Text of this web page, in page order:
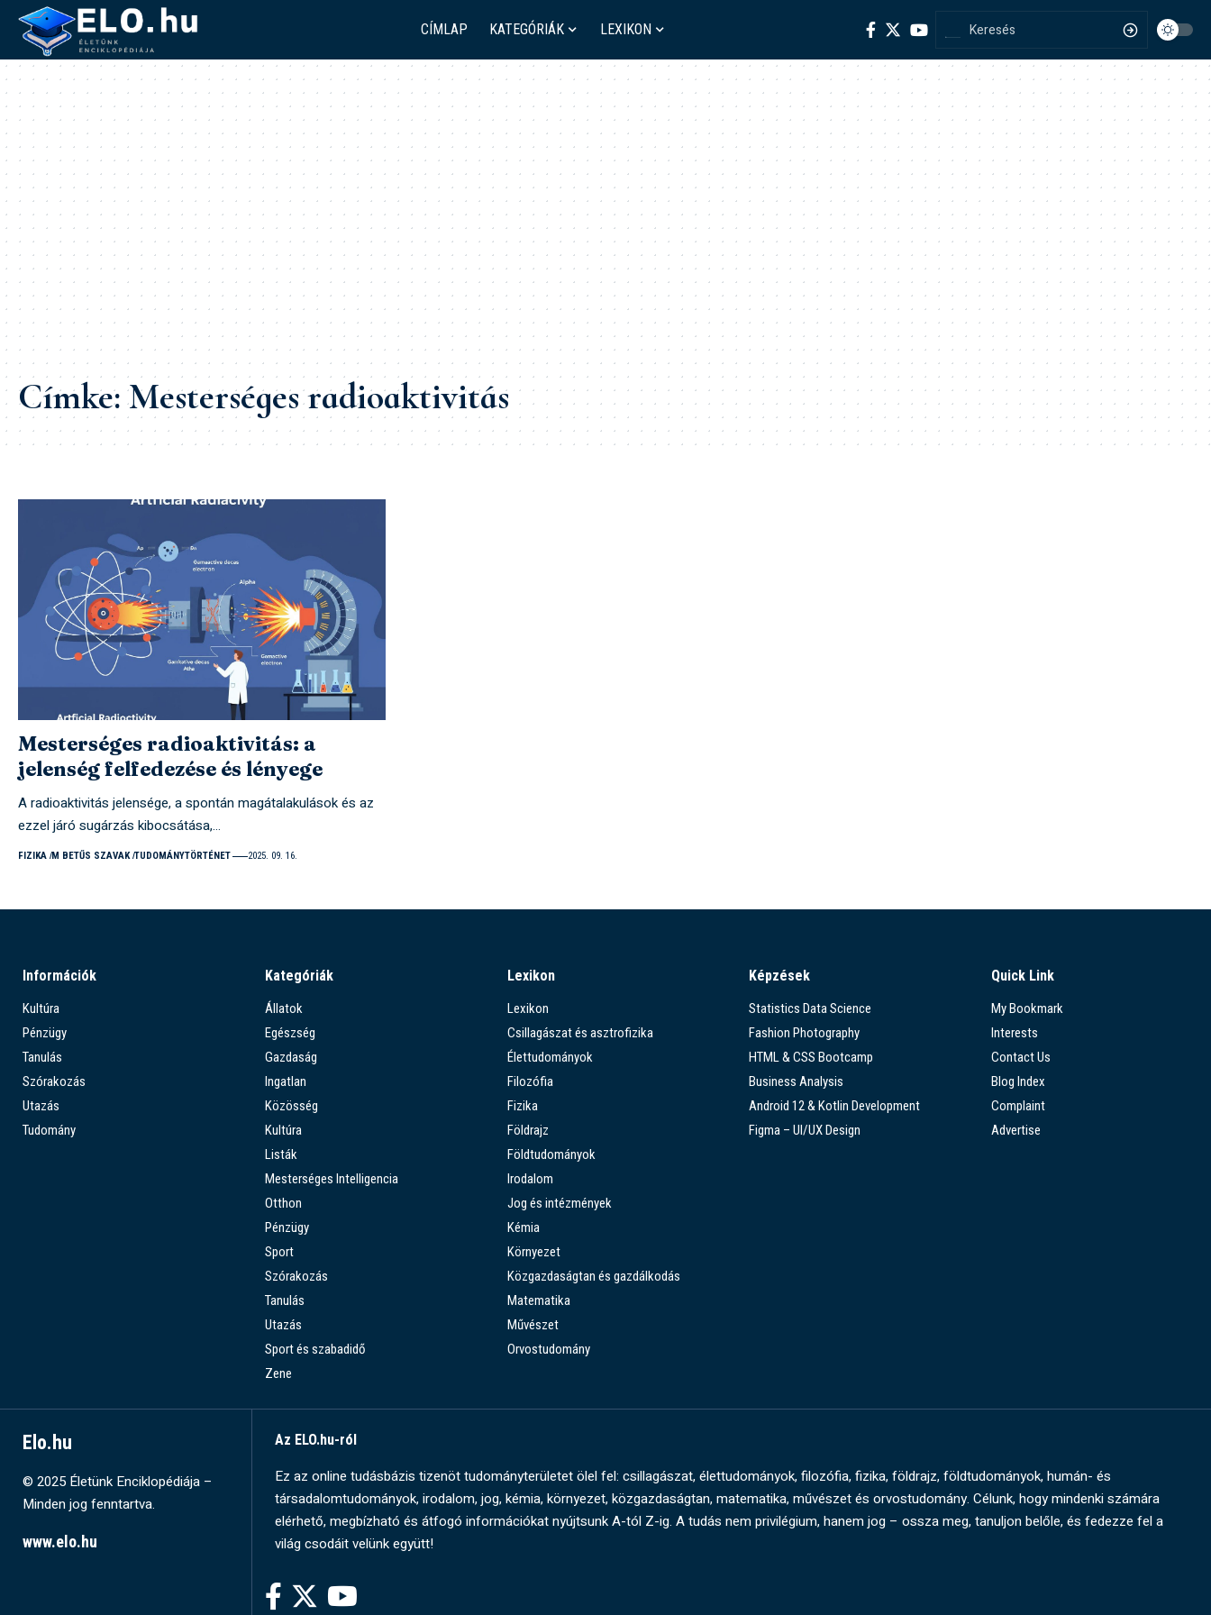
CÍMLAP KATEGÓRIÁK LEXIKON
Címke:Mesterséges radioaktivitás
Mesterséges radioaktivitás: a
jelenség felfedezése és lényege
A radioaktivitás jelensége, a spontán magátalakulások és az
ezzel járó sugárzás kibocsátása,…
FIZIKA M BETŰS SZAVAK TUDOMÁNYTÖRTÉNET 2025. 09. 16.
Információk
Kultúra
Pénzügy
Tanulás
Szórakozás
Utazás
Tudomány
Kategóriák
Állatok
Egészség
Gazdaság
Ingatlan
Közösség
Kultúra
Listák
Mesterséges Intelligencia
Otthon
Pénzügy
Sport
Szórakozás
Tanulás
Utazás
Sport és szabadidő
Zene
Lexikon
Lexikon
Csillagászat és asztrofizika
Élettudományok
Filozófia
Fizika
Földrajz
Földtudományok
Irodalom
Jog és intézmények
Kémia
Környezet
Közgazdaságtan és gazdálkodás
Matematika
Művészet
Orvostudomány
Képzések
Statistics Data Science
Fashion Photography
HTML & CSS Bootcamp
Business Analysis
Android 12 & Kotlin Development
Figma – UI/UX Design
Quick Link
My Bookmark
Interests
Contact Us
Blog Index
Complaint
Advertise
Elo.hu
© 2025 Életünk Enciklopédiája –
Minden jog fenntartva.
www.elo.hu
Az ELO.hu-ról
Ez az online tudásbázis tizenöt tudományterületet ölel fel: csillagászat, élettudományok, filozófia, fizika, földrajz, földtudományok, humán- és
társadalomtudományok, irodalom, jog, kémia, környezet, közgazdaságtan, matematika, művészet és orvostudomány. Célunk, hogy mindenki számára
elérhető, megbízható és átfogó információkat nyújtsunk A-tól Z-ig. A tudás nem privilégium, hanem jog – ossza meg, tanuljon belőle, és fedezze fel a
világ csodáit velünk együtt!